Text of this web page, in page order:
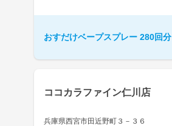
おすだけベープスプレー 280回分
ココカラファイン仁川店
兵庫県西宮市田近野町３－３６